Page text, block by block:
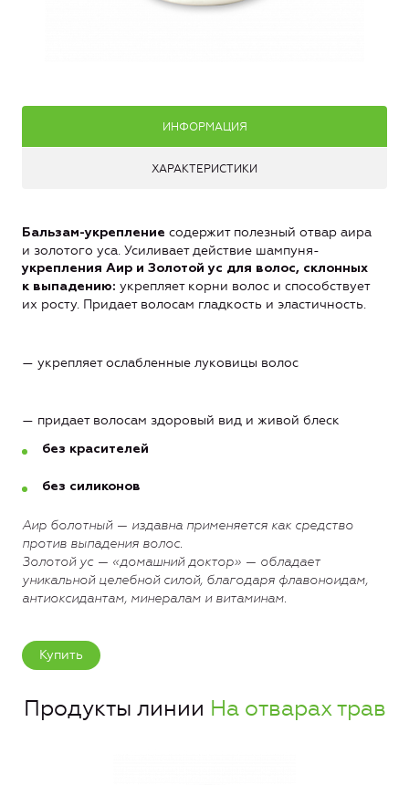
ИНФОРМАЦИЯ
ХАРАКТЕРИСТИКИ
Бальзам-укрепление содержит полезный отвар аира
и золотого уса. Усиливает действие шампуня-
укрепления Аир и Золотой ус для волос, склонных
к выпадению: укрепляет корни волос и способствует
их росту. Придает волосам гладкость и эластичность.
— укрепляет ослабленные луковицы волос
— придает волосам здоровый вид и живой блеск
без красителей
без силиконов
Аир болотный — издавна применяется как средство
против выпадения волос.
Золотой ус — «домашний доктор» — обладает
уникальной целебной силой, благодаря флавоноидам,
антиоксидантам, минералам и витаминам.
Купить
Продукты линии На отварах трав